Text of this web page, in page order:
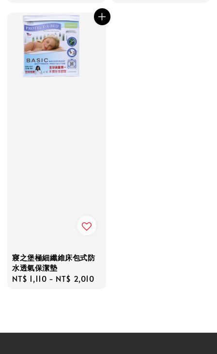
寢之堡極細纖維床包式防
水透氣保潔墊
Regular
NT$ 1,110 - NT$ 2,010